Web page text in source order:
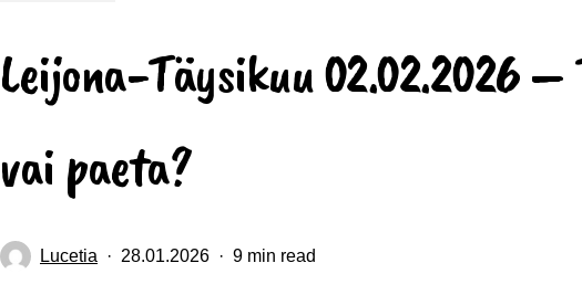
Leijona-Täysikuu 02.02.2026
vai paeta?
Lucetia 28.01.2026 9 min read